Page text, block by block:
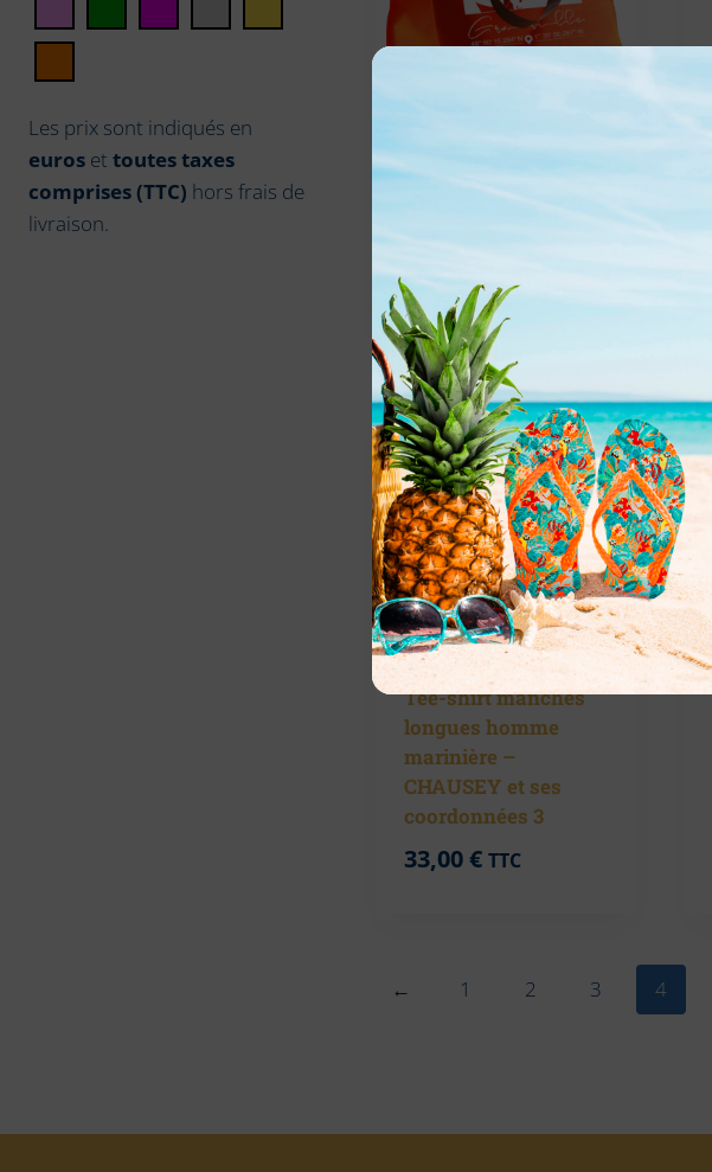
Sac Shopping – Le
port de pêche
Tee-shirt manches
longues homme
marinière –
CHAUSEY et ses
coordonnées 3
33,00€ TTC
← 1 2 3 4
Les prix sont indiqués en
euros et toutes taxes
comprises (TTC) hors frais de
livraison.